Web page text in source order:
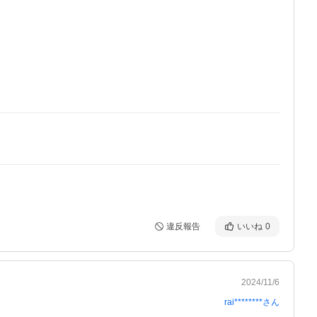
違反報告 いいね 0
2024/11/6
rai********さん